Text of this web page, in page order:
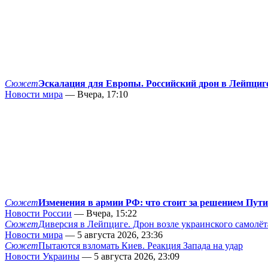
СюжетЭскалация для Европы. Российский дрон в
Новости мира — Вчера, 17:10
СюжетИзменения в армии РФ: что стоит за решением
Новости России — Вчера, 15:22
СюжетДиверсия в Лейпциге. Дрон возле украинского
Новости мира — 5 августа 2026, 23:36
СюжетПытаются взломать Киев. Реакция Запада на удар
Новости Украины — 5 августа 2026, 23:09